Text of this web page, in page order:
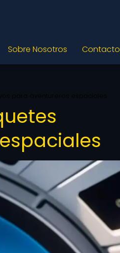
Sobre Nosotros Contacto